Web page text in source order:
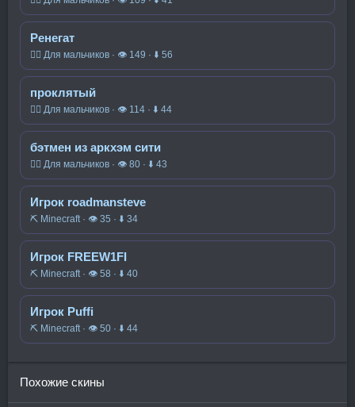
Ренегат
🧍‍♂️ Для мальчиков · 👁 149 · ⬇ 56
проклятый
🧍‍♂️ Для мальчиков · 👁 114 · ⬇ 44
бэтмен из аркхэм сити
🧍‍♂️ Для мальчиков · 👁 80 · ⬇ 43
Игрок roadmansteve
⛏️ Minecraft · 👁 35 · ⬇ 34
Игрок FREEW1FI
⛏️ Minecraft · 👁 58 · ⬇ 40
Игрок Puffi
⛏️ Minecraft · 👁 50 · ⬇ 44
Похожие скины